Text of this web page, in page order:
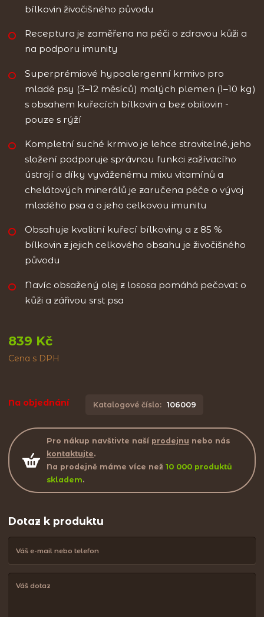
bílkovin živočišného původu
Receptura je zaměřena na péči o zdravou kůži a
na podporu imunity
Superprémiové hypoalergenní krmivo pro
mladé psy (3–12 měsíců) malých plemen (1–10 kg)
s obsahem kuřecích bílkovin a bez obilovin -
pouze s rýží
Kompletní suché krmivo je lehce stravitelné, jeho
složení podporuje správnou funkci zažívacího
ústrojí a díky vyváženému mixu vitamínů a
chelátových minerálů je zaručena péče o vývoj
mladého psa a o jeho celkovou imunitu
Obsahuje kvalitní kuřecí bílkoviny a z 85 %
bílkovin z jejich celkového obsahu je živočišného
původu
Navíc obsažený olej z lososa pomáhá pečovat o
kůži a zářivou srst psa
839 Kč
Cena s DPH
Na objednání Katalogové číslo: 106009
Pro nákup navštivte naší prodejnu nebo nás
kontaktujte.
Na prodejně máme více než 10 000 produktů
skladem.
Dotaz k produktu